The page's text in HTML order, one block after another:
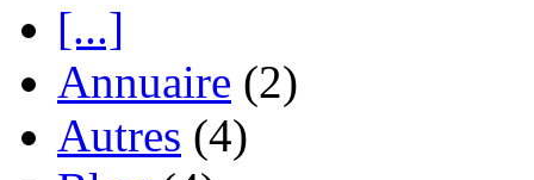
[...]
Annuaire (2)
Autres (4)